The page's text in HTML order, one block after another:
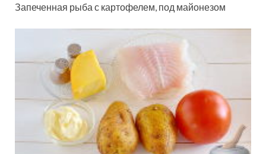
Запеченная рыба с картофелем, под майонезом